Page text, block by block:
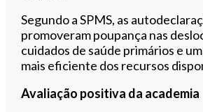
Segundo a SPMS, as
promoveram poupança nas
cuidados de saúde primários e
mais eficiente dos recursos
Avaliação positiva da academia